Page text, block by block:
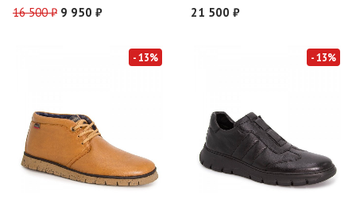
16 500 ₽ 9 950 ₽
21 500 ₽
- 13% - 13%